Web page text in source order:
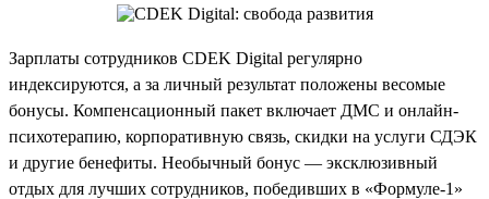
Зарплаты сотрудников CDEK Digital регулярно
индексируются, а за личный результат положены весомые
бонусы. Компенсационный пакет включает ДМС и онлайн-
психотерапию, корпоративную связь, скидки на услуги СДЭК
и другие бенефиты. Необычный бонус — эксклюзивный
отдых для лучших сотрудников, победивших в «Формуле-1»